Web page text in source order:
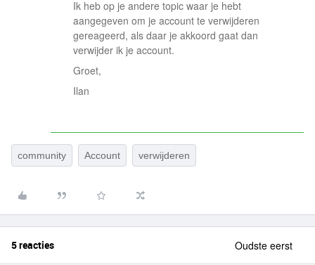
Ik heb op je andere topic waar je hebt
aangegeven om je account te verwijderen
gereageerd, als daar je akkoord gaat dan
verwijder ik je account.
Groet,
Ilan
community Account verwijderen
5 reacties Oudste eerst